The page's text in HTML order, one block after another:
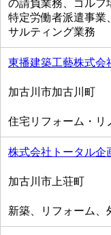
の請負業務、ゴルフ
特定労働者派遣事業
サルティング業務
東播建築工藝株式会
加古川市加古川町
住宅リフォーム・リ
株式会社トータル企
加古川市上荘町
新築、リフォーム、